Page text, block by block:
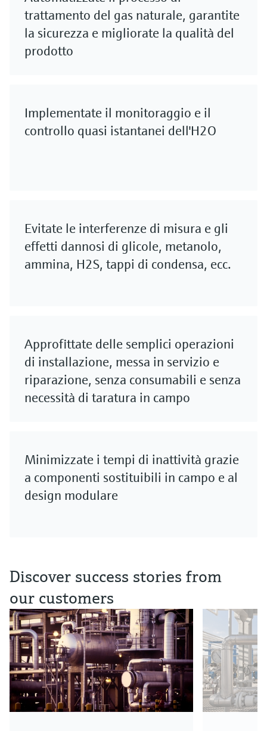
trattamento del gas naturale, garantite
la sicurezza e migliorate la qualità del
prodotto
Implementate il monitoraggio e il
controllo quasi istantanei dell'H2O
Evitate le interferenze di misura e gli
effetti dannosi di glicole, metanolo,
ammina, H2S, tappi di condensa, ecc.
Approfittate delle semplici operazioni
di installazione, messa in servizio e
riparazione, senza consumabili e senza
necessità di taratura in campo
Minimizzate i tempi di inattività grazie
a componenti sostituibili in campo e al
design modulare
Discover success stories from
our customers